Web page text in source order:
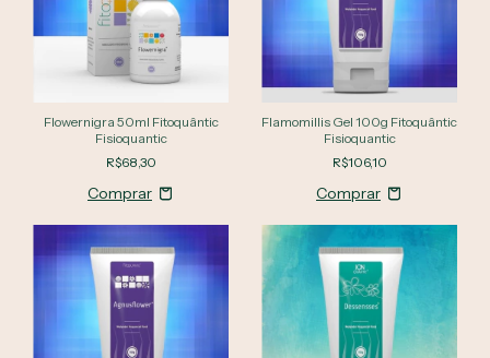
Flowernigra 50ml Fitoquântic
Fisioquantic
R$68,30
Flamomillis Gel 100g Fitoquântic
Fisioquantic
R$106,10